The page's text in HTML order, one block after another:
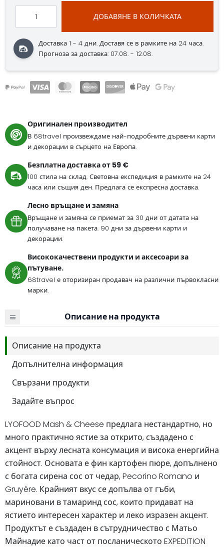
ДОБАВЯНЕ В КОЛИЧКАТА
Доставка 1 - 4 дни.Доставя се в рамките на 24 часа.
Прогноза за доставка: 07.08. - 12.08.
Оригинален производител
В 68travel произвеждаме най-подробните дървени карти
и декорации в сърцето на Европа.
Безплатна доставка от 59 €
100 стила на склад. Световна експедиция в рамките на 24
часа или същия ден. Предлага се експресна доставка.
Лесно връщане и замяна
Връщане и замяна се приемат за 30 дни от датата на
получаване на пакета. 90 дни за дървени карти и
декорации.
Висококачествени продукти и аксесоари за
пътуване.
68travel е оторизиран продавач на различни първокласни
марки.
Описание на продукта
Описание на продукта
Допълнителна информация
Свързани продукти
Задайте въпрос
LYOFOOD Mash & Cheese предлага нестандартно, но
много практично ястие за открито, създадено с
акцент върху лесната консумация и висока енергийна
стойност. Основата е фин картофен пюре, допълнено
с богата сирена сос от чедар, Pecorino Romano и
Gruyère. Крайният вкус се допълва от гъби,
мариновани в тамаринд сос, които придават на
ястието интересен характер и леко изразен акцент.
Продуктът е създаден в сътрудничество с Матьо
Майнадие като част от посланическото EXPEDITION